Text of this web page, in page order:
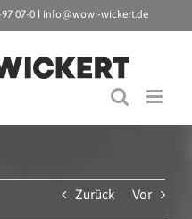
07-0 ǀ info@wowi-wickert.de
Zurück Vor